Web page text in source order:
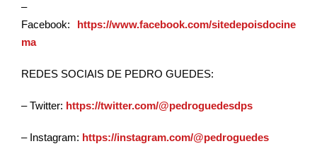
–
Facebook: https://www.facebook.com/sitedepoisdocine
ma
REDES SOCIAIS DE PEDRO GUEDES:
– Twitter: https://twitter.com/@pedroguedesdps
– Instagram: https://instagram.com/@pedroguedes